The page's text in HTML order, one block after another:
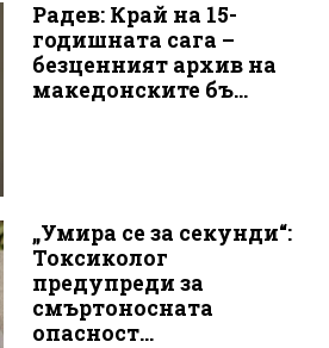
Радев: Край на 15-
годишната сага –
безценният архив на
македонските бъ...
„Умира се за секунди“:
Токсиколог
предупреди за
смъртоносната
опасност...